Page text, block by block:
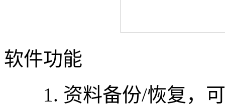
软件功能
1. 资料备份/恢复，可